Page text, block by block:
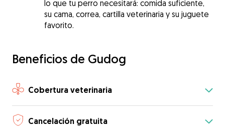
lo que tu perro necesitará: comida suficiente,
su cama, correa, cartilla veterinaria y su juguete
favorito.
Beneficios de Gudog
Cobertura veterinaria
Cancelación gratuita